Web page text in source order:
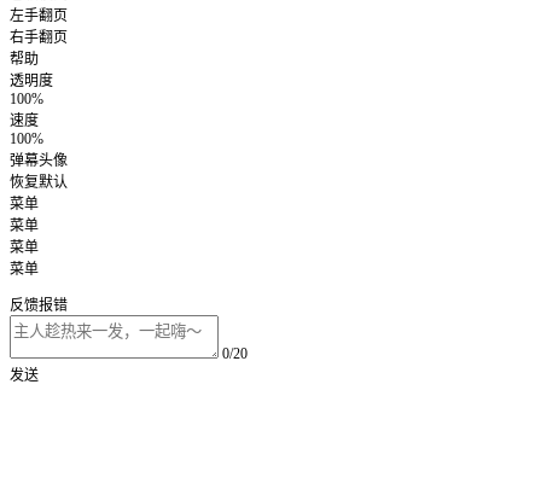
左手翻页
右手翻页
帮助
透明度
100%
速度
100%
弹幕头像
恢复默认
菜单
菜单
菜单
菜单
反馈报错
0/20
发送